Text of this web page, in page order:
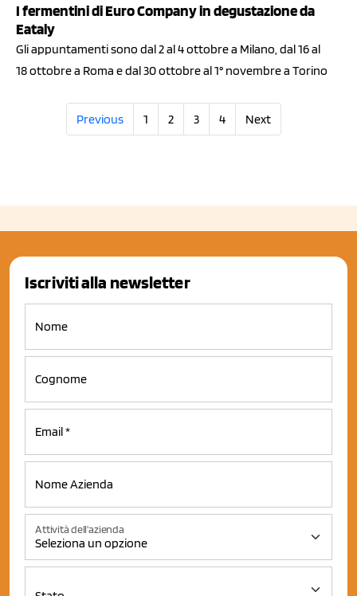
I fermentini di Euro Company in degustazione da
Eataly
Gli appuntamenti sono dal 2 al 4 ottobre a Milano, dal 16 al
18 ottobre a Roma e dal 30 ottobre al 1° novembre a Torino
Previous 1 2 3 4 Next
Iscriviti alla newsletter
Attività dell'azienda